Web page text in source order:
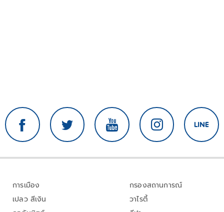
การเมือง
เปลว สีเงิน
กรองสถานการณ์
วาไรตี้